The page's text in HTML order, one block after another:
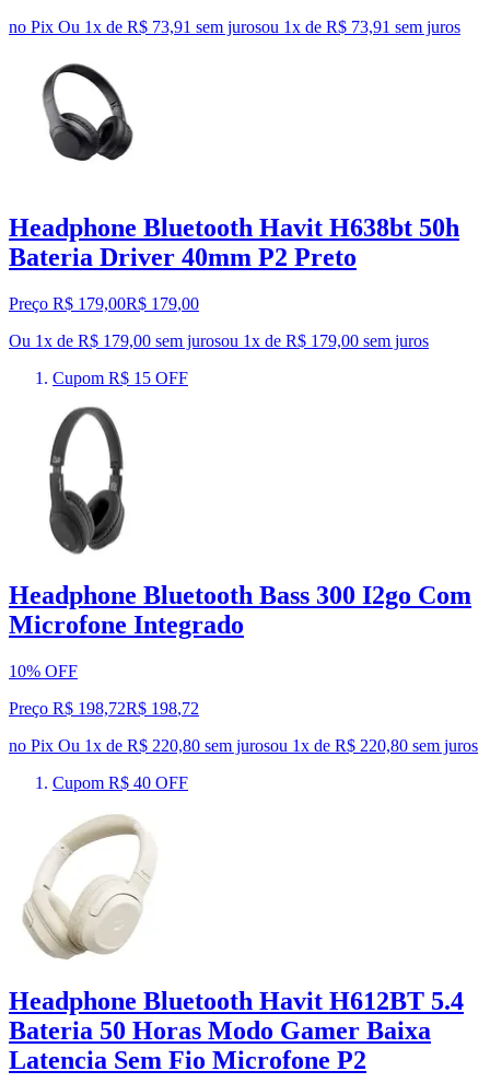
no Pix Ou 1x de R$ 73,91 sem jurosou 1x de R$ 73,91 sem juros
Headphone Bluetooth Havit H638bt 50h
Bateria Driver 40mm P2 Preto
Preço R$ 179,00R$ 179,00
Ou 1x de R$ 179,00 sem jurosou 1x de R$ 179,00 sem juros
Cupom R$ 15 OFF
Headphone Bluetooth Bass 300 I2go Com
Microfone Integrado
10% OFF
Preço R$ 198,72R$ 198,72
no Pix Ou 1x de R$ 220,80 sem jurosou 1x de R$ 220,80 sem juros
Cupom R$ 40 OFF
Headphone Bluetooth Havit H612BT 5.4
Bateria 50 Horas Modo Gamer Baixa
Latencia Sem Fio Microfone P2